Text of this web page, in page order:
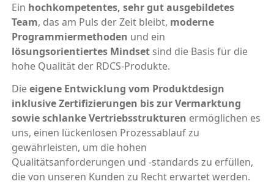
Ein hochkompetentes, sehr gut ausgebildetes
Team, das am Puls der Zeit bleibt, moderne
Programmiermethoden und ein
lösungsorientiertes Mindsetsind die Basis für die
hohe Qualität der RDCS-Produkte.
Dieeigene Entwicklung vom Produktdesign
inklusive Zertifizierungen bis zur Vermarktung
sowie schlanke Vertriebsstrukturen ermöglichen es
uns, einen lückenlosen Prozessablauf zu
gewährleisten, um die hohen
Qualitätsanforderungen und -standards zu erfüllen,
die von unseren Kunden zu Recht erwartet werden.